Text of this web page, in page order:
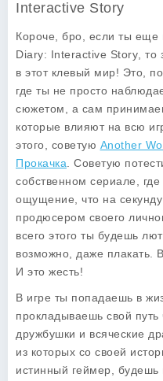
Interactive Story
Короче, бро, если ты еще
Diary: Interactive Story ,
в этот клевый мир! Это,
где ты не просто
сюжетом, а сам
которые влияют на всю
этого, советую Another
Прокачка . Советую
собственном сериале,
ощущение, что на
продюсером своего
всего этого ты будешь
возможно, даже плакать.
И это жесть!
В игре ты попадаешь в
прокладываешь свой
дружбушки и всяческие
из которых со своей
истинный геймер, будешь